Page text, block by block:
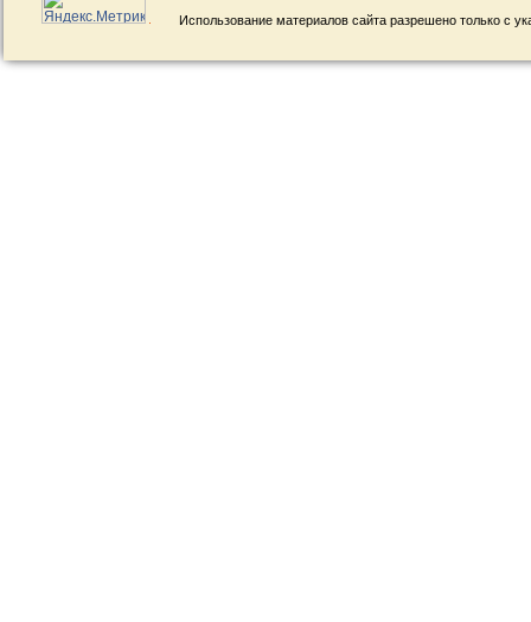
Использование материалов сайта разрешено только с